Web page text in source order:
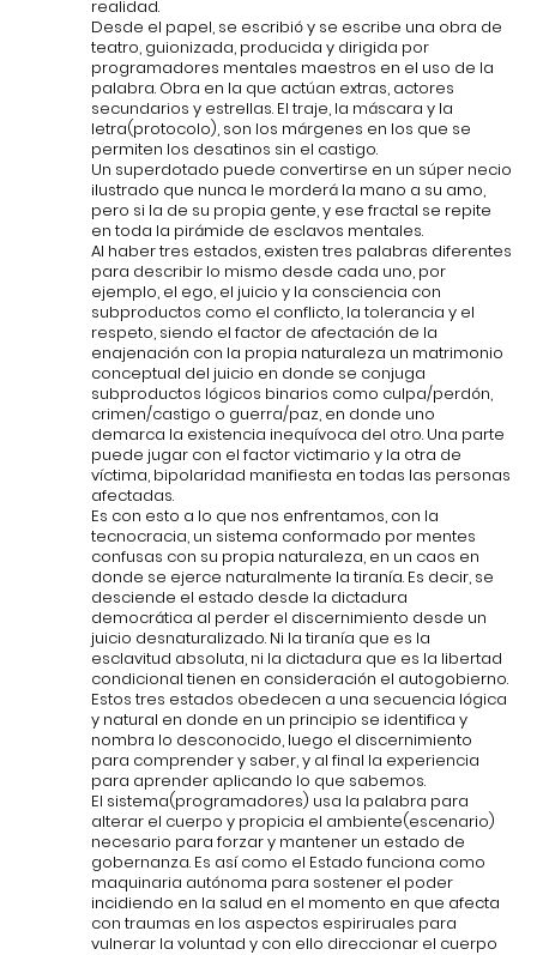
realidad.
Desde el papel, se escribió y se escribe una obra de
teatro, guionizada, producida y dirigida por
programadores mentales maestros en el uso de la
palabra. Obra en la que actúan extras, actores
secundarios y estrellas. El traje, la máscara y la
letra(protocolo), son los márgenes en los que se
permiten los desatinos sin el castigo.
Un superdotado puede convertirse en un súper necio
ilustrado que nunca le morderá la mano a su amo,
pero si la de su propia gente, y ese fractal se repite
en toda la pirámide de esclavos mentales.
Al haber tres estados, existen tres palabras diferentes
para describir lo mismo desde cada uno, por
ejemplo, el ego, el juicio y la consciencia con
subproductos como el conflicto, la tolerancia y el
respeto, siendo el factor de afectación de la
enajenación con la propia naturaleza un matrimonio
conceptual del juicio en donde se conjuga
subproductos lógicos binarios como culpa/perdón,
crimen/castigo o guerra/paz, en donde uno
demarca la existencia inequívoca del otro. Una parte
puede jugar con el factor victimario y la otra de
víctima, bipolaridad manifiesta en todas las personas
afectadas.
Es con esto a lo que nos enfrentamos, con la
tecnocracia, un sistema conformado por mentes
confusas con su propia naturaleza, en un caos en
donde se ejerce naturalmente la tiranía. Es decir, se
desciende el estado desde la dictadura
democrática al perder el discernimiento desde un
juicio desnaturalizado. Ni la tiranía que es la
esclavitud absoluta, ni la dictadura que es la libertad
condicional tienen en consideración el autogobierno.
Estos tres estados obedecen a una secuencia lógica
y natural en donde en un principio se identifica y
nombra lo desconocido, luego el discernimiento
para comprender y saber, y al final la experiencia
para aprender aplicando lo que sabemos.
El sistema(programadores) usa la palabra para
alterar el cuerpo y propicia el ambiente(escenario)
necesario para forzar y mantener un estado de
gobernanza. Es así como el Estado funciona como
maquinaria autónoma para sostener el poder
incidiendo en la salud en el momento en que afecta
con traumas en los aspectos espiriruales para
vulnerar la voluntad y con ello direccionar el cuerpo